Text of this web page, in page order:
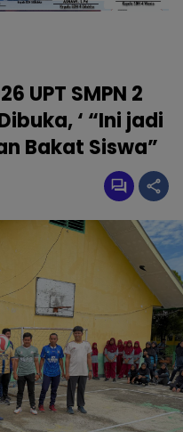
UPT SMPN 2
‘ “Ini jadi
Bakat Siswa”